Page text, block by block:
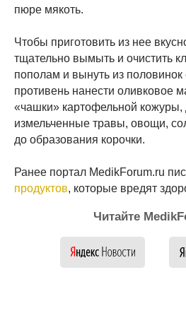
пюре мякоть.
Чтобы приготовить из нее
тщательно вымыть и очистить
пополам и вынуть из
противень нанести оливковое
«чашки» картофельной кожуры,
измельченные травы, овощи,
до образования корочки.
Ранее портал MedikForum.ru
продуктов, которые вредят
Читайте